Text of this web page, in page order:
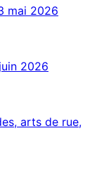
mai 2026
2026
arts de rue,